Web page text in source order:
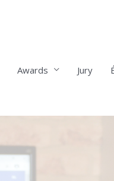
Awards Jury